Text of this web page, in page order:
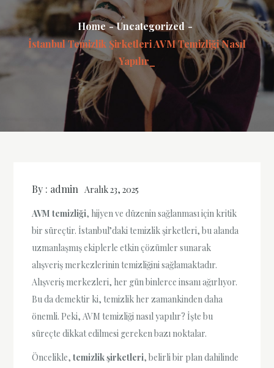
Home
Uncategorized
İstanbul Temizlik Şirketleri AVM Temizliği Nasıl
Yapılır_
By : admin Aralık 23, 2025
AVM temizliği, hijyen ve düzenin sağlanması için kritik
bir süreçtir. İstanbul’daki temizlik şirketleri, bu alanda
uzmanlaşmış ekiplerle etkin çözümler sunarak
alışveriş merkezlerinin temizliğini sağlamaktadır.
Alışveriş merkezleri, her gün binlerce insanı ağırlıyor.
Bu da demektir ki, temizlik her zamankinden daha
önemli. Peki, AVM temizliği nasıl yapılır? İşte bu
süreçte dikkat edilmesi gereken bazı noktalar.
Öncelikle,temizlik şirketleri, belirli bir plan dahilinde